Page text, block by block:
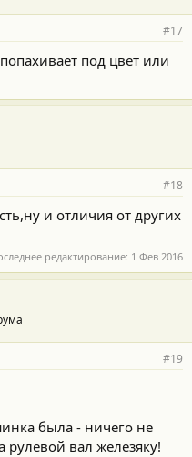
#17
под цвет или
#18
и отличия от других
редактирование: 1 Фев 2016
#19
была - ничего не
рулевой вал железяку!